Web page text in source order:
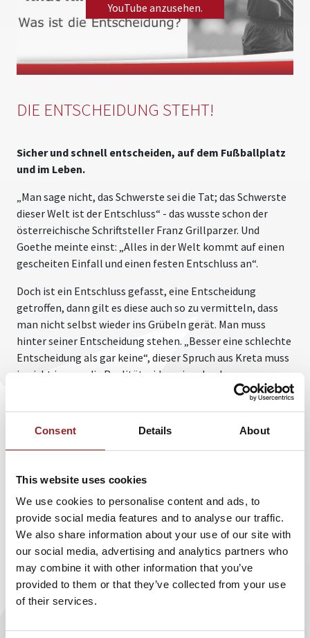
Consent Details About
This website uses cookies
We use cookies to personalise content and ads, to
provide social media features and to analyse our traffic.
We also share information about your use of our site with
our social media, advertising and analytics partners who
may combine it with other information that you’ve
provided to them or that they’ve collected from your use
of their services.
YouTube anzusehen.
to view this YouTube
DIE ENTSCHEIDUNG STEHT!
Sicher und schnell entscheiden, auf dem Fußballplatz
und im Leben.
„Man sage nicht, das Schwerste sei die Tat; das Schwerste
dieser Welt ist der Entschluss“ - das wusste schon der
österreichische Schriftsteller Franz Grillparzer. Und
Goethe meinte einst: „Alles in der Welt kommt auf einen
gescheiten Einfall und einen festen Entschluss an“.
Doch ist ein Entschluss gefasst, eine Entscheidung
getroffen, dann gilt es diese auch so zu vermitteln, dass
man nicht selbst wieder ins Grübeln gerät. Man muss
hinter seiner Entscheidung stehen. „Besser eine schlechte
Entscheidung als gar keine“, dieser Spruch aus Kreta muss
ja nicht immer die Realität widerspiegeln, denn
Entscheidungen können durchaus positiv sein, wenn sie
Fussball-Experte Knut Kircher, ehemaliger Bundesliga-
Schiedsrichter und Fifa-Referee, zeigt in seinem
Beispielen aus der Praxis und Erlebnisberichten, wie sich
Entscheidungen auswirken können. Der begeisternde
Redner selbst schafft zum Beispiel den Dreierspagat
zwischen Familie, Beruf und Hobby. Er muss sich also stets
aufs Neue entscheiden, wann er welchen Bereich
priorisiert.
Denn gerade im Fußball sind Entscheidungen oft innerhalb
den Zuspruch aller treffen. Doch die Randbedingungen im